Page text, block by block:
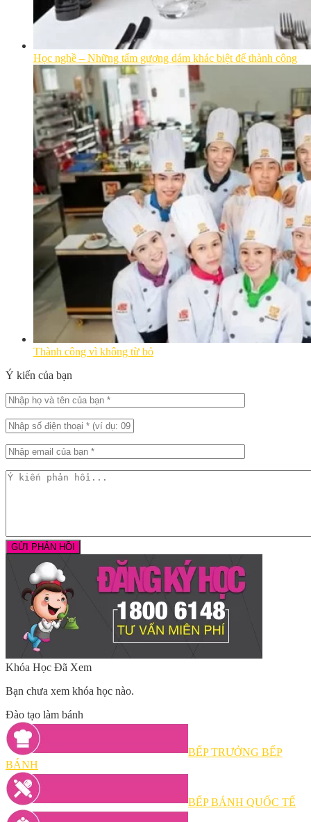
Học nghề – Những tấm gương dám khác biệt để thành công
Thành công vì không từ bỏ
Ý kiến của bạn
Khóa Học Đã Xem
Bạn chưa xem khóa học nào.
Đào tạo làm bánh
BẾP TRƯỞNG BẾP
BÁNH
BẾP BÁNH QUỐC TẾ